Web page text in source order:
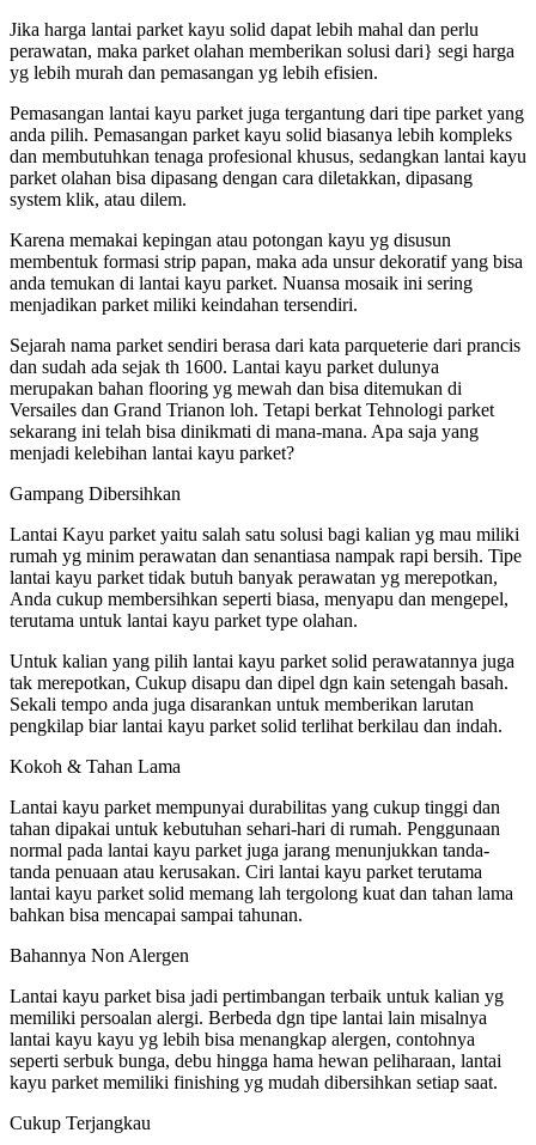
Jika harga lantai parket kayu solid dapat lebih mahal dan perlu
perawatan, maka parket olahan memberikan solusi dari} segi harga
yg lebih murah dan pemasangan yg lebih efisien.
Pemasangan lantai kayu parket juga tergantung dari tipe parket yang
anda pilih. Pemasangan parket kayu solid biasanya lebih kompleks
dan membutuhkan tenaga profesional khusus, sedangkan lantai kayu
parket olahan bisa dipasang dengan cara diletakkan, dipasang
system klik, atau dilem.
Karena memakai kepingan atau potongan kayu yg disusun
membentuk formasi strip papan, maka ada unsur dekoratif yang bisa
anda temukan di lantai kayu parket. Nuansa mosaik ini sering
menjadikan parket miliki keindahan tersendiri.
Sejarah nama parket sendiri berasa dari kata parqueterie dari prancis
dan sudah ada sejak th 1600. Lantai kayu parket dulunya
merupakan bahan flooring yg mewah dan bisa ditemukan di
Versailes dan Grand Trianon loh. Tetapi berkat Tehnologi parket
sekarang ini telah bisa dinikmati di mana-mana. Apa saja yang
menjadi kelebihan lantai kayu parket?
Gampang Dibersihkan
Lantai Kayu parket yaitu salah satu solusi bagi kalian yg mau miliki
rumah yg minim perawatan dan senantiasa nampak rapi bersih. Tipe
lantai kayu parket tidak butuh banyak perawatan yg merepotkan,
Anda cukup membersihkan seperti biasa, menyapu dan mengepel,
terutama untuk lantai kayu parket type olahan.
Untuk kalian yang pilih lantai kayu parket solid perawatannya juga
tak merepotkan, Cukup disapu dan dipel dgn kain setengah basah.
Sekali tempo anda juga disarankan untuk memberikan larutan
pengkilap biar lantai kayu parket solid terlihat berkilau dan indah.
Kokoh & Tahan Lama
Lantai kayu parket mempunyai durabilitas yang cukup tinggi dan
tahan dipakai untuk kebutuhan sehari-hari di rumah. Penggunaan
normal pada lantai kayu parket juga jarang menunjukkan tanda-
tanda penuaan atau kerusakan. Ciri lantai kayu parket terutama
lantai kayu parket solid memang lah tergolong kuat dan tahan lama
bahkan bisa mencapai sampai tahunan.
Bahannya Non Alergen
Lantai kayu parket bisa jadi pertimbangan terbaik untuk kalian yg
memiliki persoalan alergi. Berbeda dgn tipe lantai lain misalnya
lantai kayu kayu yg lebih bisa menangkap alergen, contohnya
seperti serbuk bunga, debu hingga hama hewan peliharaan, lantai
kayu parket memiliki finishing yg mudah dibersihkan setiap saat.
Cukup Terjangkau